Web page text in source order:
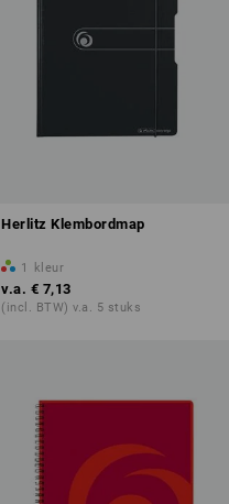
Herlitz Klembordmap
1 kleur
v.a. € 7,13
(incl. BTW) v.a. 5 stuks